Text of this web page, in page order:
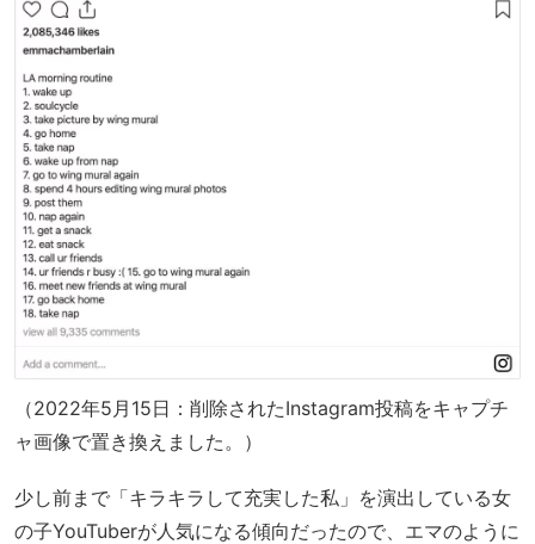
（2022年5月15日：削除されたInstagram投稿をキャプチ
ャ画像で置き換えました。）
少し前まで「キラキラして充実した私」を演出している女
の子YouTuberが人気になる傾向だったので、エマのように